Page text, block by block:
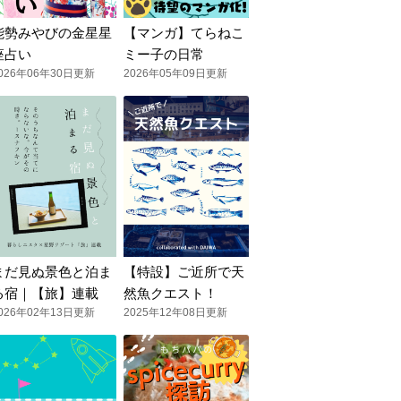
勢みやびの金星星
占い
年06年30日更新
【マンガ】てらねこ
ミー子の日常
2026年05年09日更新
だ見ぬ景色と泊ま
宿｜【旅】連載
年02年13日更新
【特設】ご近所で天
然魚クエスト！
2025年12年08日更新